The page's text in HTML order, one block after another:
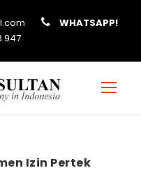
WHATSAPP!
947
Izin Pertek